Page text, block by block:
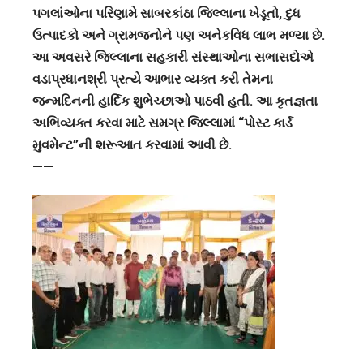
પગલાંઓના પરિણામે સાબરકાંઠા જિલ્લાના ખેડૂતો, દુધ
ઉત્પાદકો અને ગ્રામજનોને પણ અનેકવિધ લાભ મળ્યા છે.
આ અવસરે જિલ્લાના સહકારી સંસ્થાઓના સભાસદોએ
વડાપ્રધાનશ્રી પ્રત્યે આભાર વ્યક્ત કરી તેમના
જન્મદિનની હાર્દિક શુભેચ્છાઓ પાઠવી હતી. આ કૃતજ્ઞતા
અભિવ્યક્ત કરવા માટે સમગ્ર જિલ્લામાં “પોસ્ટ કાર્ડ
મુવમેન્ટ”ની શરૂઆત કરવામાં આવી છે.
——